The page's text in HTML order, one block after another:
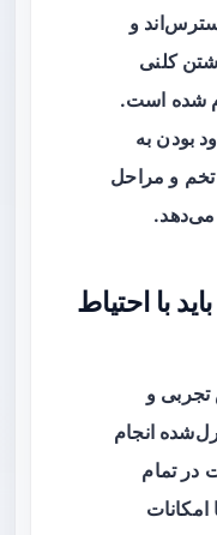
و
کلنی
بودن به
تخم و مراحل
می‌دهد.
با احتیاط
تجربی و
انجام
در تمام